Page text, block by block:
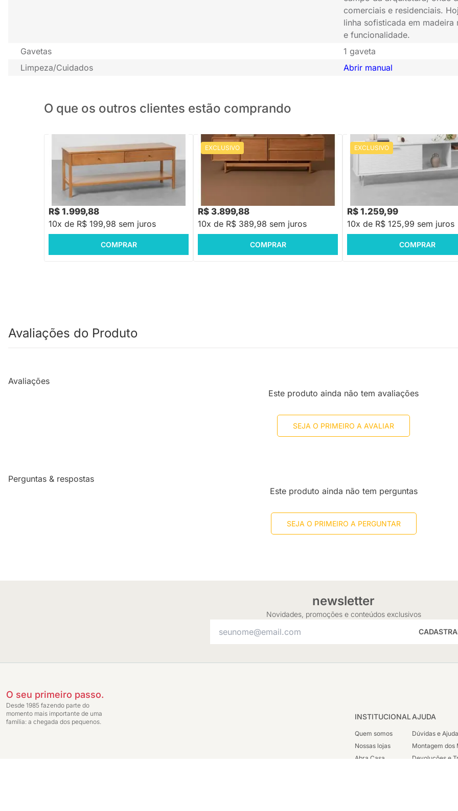
comerciais e residenciais.
linha sofisticada em
e funcionalidade.
Gavetas
1 gaveta
Limpeza/Cuidados
Abrir manual
O que os outros clientes estão comprando
PRONTA ENTREGA
Rack Alika 2 Gavetas Tammi - 1,13m
R$ 1.999,88
10x de R$ 199,98 sem juros
COMPRAR
EXCLUSIVO PRONTA ENTREGA
Rack Nori 3 Portas e 1 Gaveta Natural -
R$ 3.899,88
10x de R$ 389,98 sem juros
COMPRAR
EXCLUSIVO PRONTA ENTREGA
Rack Friso 1 Porta Off White e
1,80m
R$ 1.259,99
10x de R$ 125,99 sem juros
COMPRAR
Avaliações do Produto
Avaliações
Este produto ainda não tem avaliações
SEJA O PRIMEIRO A AVALIAR
Perguntas & respostas
Este produto ainda não tem perguntas
SEJA O PRIMEIRO A PERGUNTAR
newsletter
Novidades, promoções e conteúdos exclusivos
O seu primeiro passo.
Desde 1985 fazendo parte do
momento mais importante de uma
família: a chegada dos pequenos.
INSTITUCIONAL
Quem somos
Nossas lojas
Abra Casa
AJUDA
Dúvidas e
Montagem dos
Devoluções e